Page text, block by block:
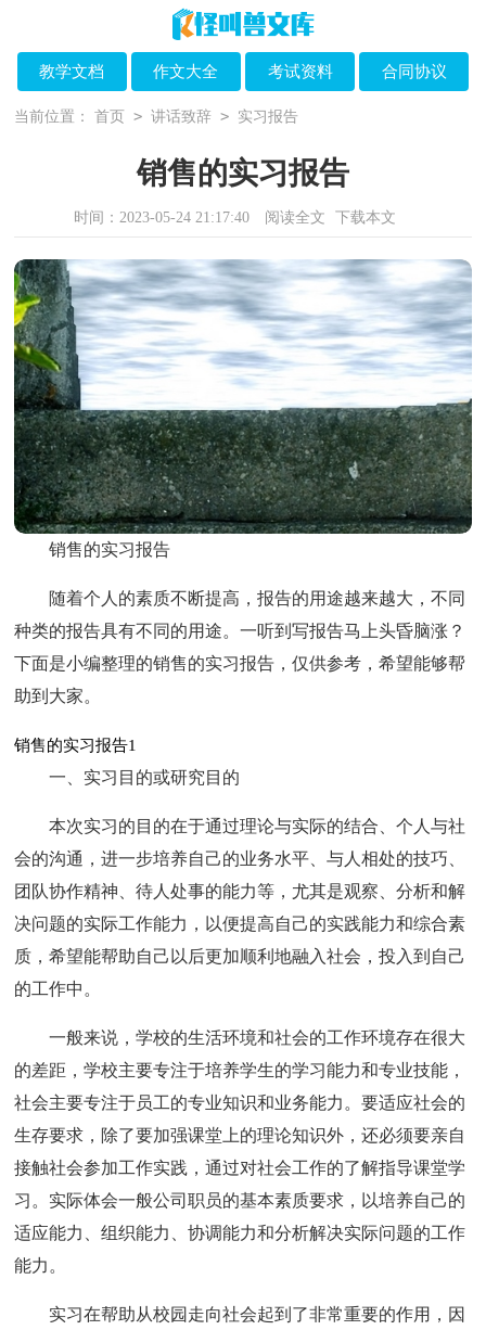
教学文档 作文大全 考试资料 合同协议
当前位置： 首页 > 讲话致辞 > 实习报告
销售的实习报告
时间：2023-05-24 21:17:40 阅读全文 下载本文
销售的实习报告
随着个人的素质不断提高，报告的用途越来越大，不同
种类的报告具有不同的用途。一听到写报告马上头昏脑涨？
下面是小编整理的销售的实习报告，仅供参考，希望能够帮
助到大家。
销售的实习报告1
一、实习目的或研究目的
本次实习的目的在于通过理论与实际的结合、个人与社
会的沟通，进一步培养自己的业务水平、与人相处的技巧、
团队协作精神、待人处事的能力等，尤其是观察、分析和解
决问题的实际工作能力，以便提高自己的实践能力和综合素
质，希望能帮助自己以后更加顺利地融入社会，投入到自己
的工作中。
一般来说，学校的生活环境和社会的工作环境存在很大
的差距，学校主要专注于培养学生的学习能力和专业技能，
社会主要专注于员工的专业知识和业务能力。要适应社会的
生存要求，除了要加强课堂上的理论知识外，还必须要亲自
接触社会参加工作实践，通过对社会工作的了解指导课堂学
习。实际体会一般公司职员的基本素质要求，以培养自己的
适应能力、组织能力、协调能力和分析解决实际问题的工作
能力。
实习在帮助从校园走向社会起到了非常重要的作用，因